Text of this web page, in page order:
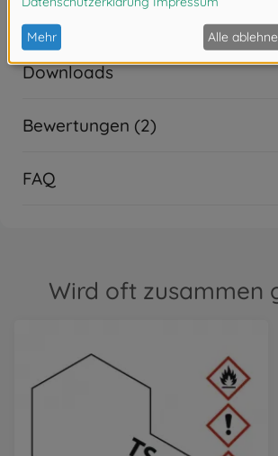
Downloads
Bewertungen (2)
FAQ
Wird oft zusammen